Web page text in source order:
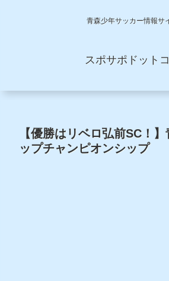
青森少年サッカー情報サ
スポサポドット
【優勝はリベロ弘前SC！
ップチャンピオンシップ